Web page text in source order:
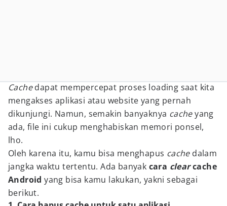
Cachedapat mempercepat proses loading saat kita
mengakses aplikasi atau website yang pernah
dikunjungi. Namun, semakin banyaknya cacheyang
ada, file ini cukup menghabiskan memori ponsel,
lho.
Oleh karena itu, kamu bisa menghapus cache dalam
jangka waktu tertentu. Ada banyak cara clearcache
Androidyang bisa kamu lakukan, yakni sebagai
berikut.